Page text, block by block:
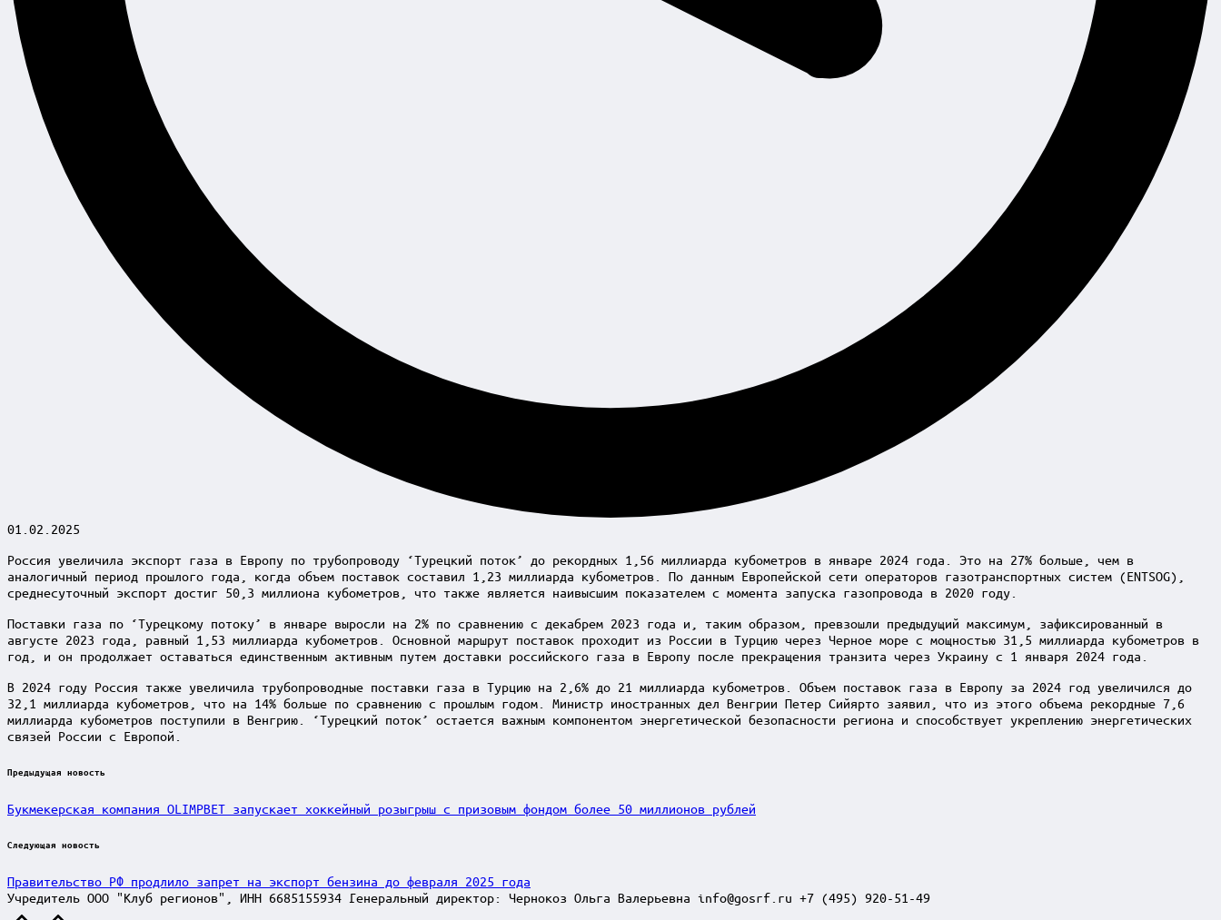
01.02.2025
Россия увеличила экспорт газа в Европу по трубопроводу ‘Турецкий поток’ до рекордных 1,56 миллиарда кубометров в январе 2024 года. Это на 27% больше, чем в
аналогичный период прошлого года, когда объем поставок составил 1,23 миллиарда кубометров. По данным Европейской сети операторов газотранспортных систем (ENTSOG),
среднесуточный экспорт достиг 50,3 миллиона кубометров, что также является наивысшим показателем с момента запуска газопровода в 2020 году.
Поставки газа по ‘Турецкому потоку’ в январе выросли на 2% по сравнению с декабрем 2023 года и, таким образом, превзошли предыдущий максимум, зафиксированный в
августе 2023 года, равный 1,53 миллиарда кубометров. Основной маршрут поставок проходит из России в Турцию через Черное море с мощностью 31,5 миллиарда кубометров в
год, и он продолжает оставаться единственным активным путем доставки российского газа в Европу после прекращения транзита через Украину с 1 января 2024 года.
В 2024 году Россия также увеличила трубопроводные поставки газа в Турцию на 2,6% до 21 миллиарда кубометров. Объем поставок газа в Европу за 2024 год увеличился до
32,1 миллиарда кубометров, что на 14% больше по сравнению с прошлым годом. Министр иностранных дел Венгрии Петер Сийярто заявил, что из этого объема рекордные 7,6
миллиарда кубометров поступили в Венгрию. ‘Турецкий поток’ остается важным компонентом энергетической безопасности региона и способствует укреплению энергетических
связей России с Европой.
Post
Предыдущая новость
Букмекерская компания OLIMPBET запускает хоккейный розыгрыш с призовым фондом более 50 миллионов рублей
Следующая новость
Правительство РФ продлило запрет на экспорт бензина до февраля 2025 года
Учредитель ООО "Клуб регионов", ИНН 6685155934 Генеральный директор: Чернокоз Ольга Валерьевна info@gosrf.ru +7 (495) 920-51-49